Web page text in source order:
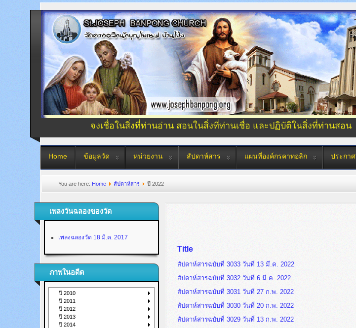
จงเชื่อในสิ่งที่ท่านอ่าน สอนในสิ่งที่ท่านเชื่อ และปฏิบัติในสิ่งที่ท่านสอน
Home ข้อมูลวัด หน่วยงาน สัปดาห์สาร แผนที่องค์กรคาทอลิก ประกาศ
You are here:Home สัปดาห์สาร ปี 2022
เพลงวันฉลองของวัด
เพลงฉลองวัด 18 มี.ค. 2017
ภาพในอดีต
ปี 2010
ปี 2011
ปี 2012
ปี 2013
ปี 2014
Title
สัปดาห์สารฉบับที่ 3033 วันที่ 13 มี.ค. 2022
สัปดาห์สารฉบับที่ 3032 วันที่ 6 มี.ค. 2022
สัปดาห์สารฉบับที่ 3031 วันที่ 27 ก.พ. 2022
สัปดาห์สารฉบับที่ 3030 วันที่ 20 ก.พ. 2022
สัปดาห์สารฉบับที่ 3029 วันที่ 13 ก.พ. 2022